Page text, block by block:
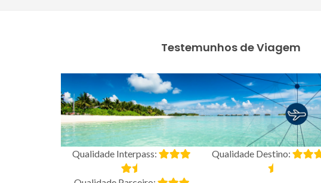
Testemunhos de Viagem
Qualidade Interpass: Qualidade Destino: